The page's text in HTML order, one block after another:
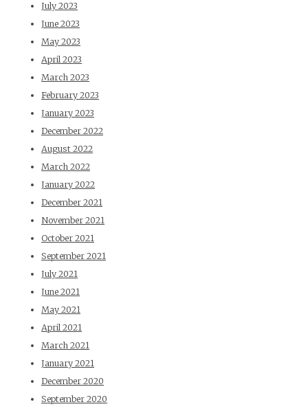
July 2023
June 2023
May 2023
April 2023
March 2023
February 2023
January 2023
December 2022
August 2022
March 2022
January 2022
December 2021
November 2021
October 2021
September 2021
July 2021
June 2021
May 2021
April 2021
March 2021
January 2021
December 2020
September 2020